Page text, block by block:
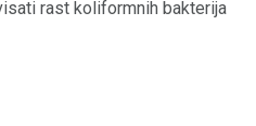
rast koliformnih bakterija